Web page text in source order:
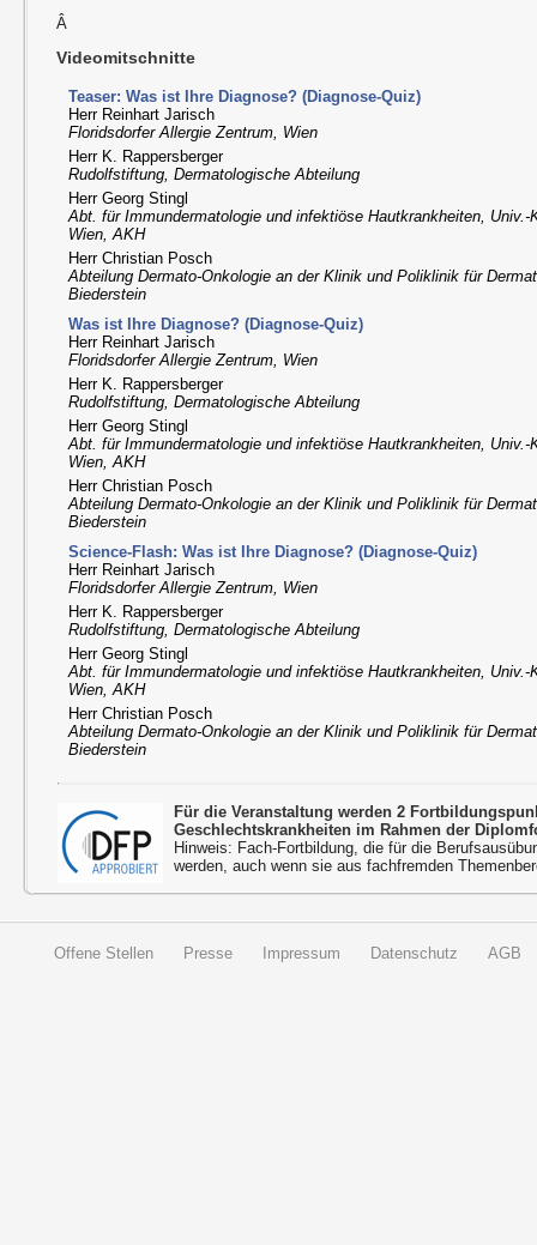
Â
Videomitschnitte
Teaser: Was ist Ihre Diagnose? (Diagnose-Quiz)
Herr Reinhart Jarisch
Floridsdorfer Allergie Zentrum, Wien
Herr K. Rappersberger
Rudolfstiftung, Dermatologische Abteilung
Herr Georg Stingl
Abt. für Immundermatologie und infektiöse Hautkrankheiten,
Wien, AKH
Herr Christian Posch
Abteilung Dermato-Onkologie an der Klinik und Poliklinik für
Biederstein
Was ist Ihre Diagnose? (Diagnose-Quiz)
Herr Reinhart Jarisch
Floridsdorfer Allergie Zentrum, Wien
Herr K. Rappersberger
Rudolfstiftung, Dermatologische Abteilung
Herr Georg Stingl
Abt. für Immundermatologie und infektiöse Hautkrankheiten,
Wien, AKH
Herr Christian Posch
Abteilung Dermato-Onkologie an der Klinik und Poliklinik für
Biederstein
Science-Flash: Was ist Ihre Diagnose? (Diagnose-Quiz)
Herr Reinhart Jarisch
Floridsdorfer Allergie Zentrum, Wien
Herr K. Rappersberger
Rudolfstiftung, Dermatologische Abteilung
Herr Georg Stingl
Abt. für Immundermatologie und infektiöse Hautkrankheiten,
Wien, AKH
Herr Christian Posch
Abteilung Dermato-Onkologie an der Klinik und Poliklinik für
Biederstein
Für die Veranstaltung werden 2
Geschlechtskrankheiten im Rahmen der
Hinweis: Fach-Fortbildung, die für die
werden, auch wenn sie aus fachfremden
Offene Stellen Presse Impressum Datenschutz AGB